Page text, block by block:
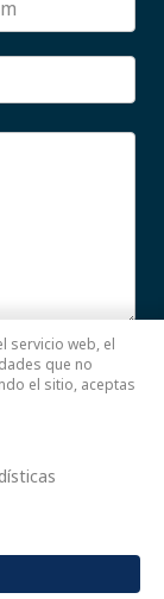
personales.
servicio web, el
que no
el sitio, aceptas